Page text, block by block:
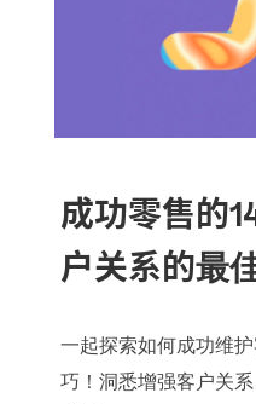
成功零售的
户关系的最
一起探索如何成功维
巧！洞悉增强客户关